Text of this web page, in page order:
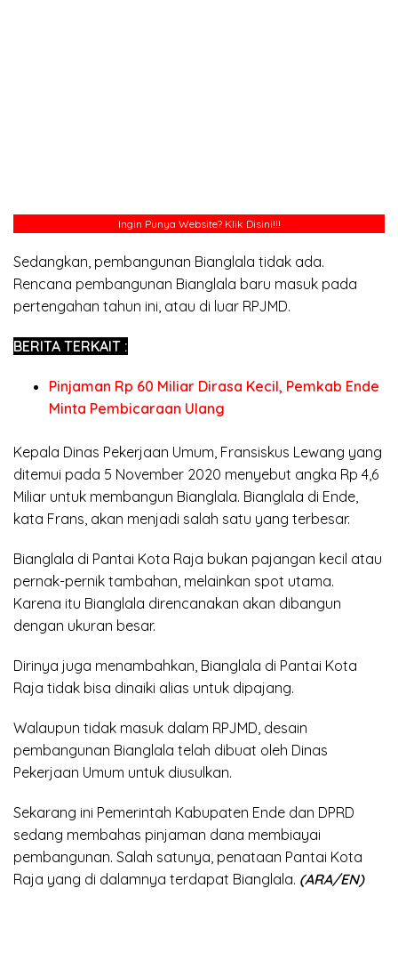
Ingin Punya Website?Klik Disini!!!
Sedangkan, pembangunan Bianglala tidak ada.
Rencana pembangunan Bianglala baru masuk pada
pertengahan tahun ini, atau di luar RPJMD.
BERITA TERKAIT :
Pinjaman Rp 60 Miliar Dirasa Kecil, Pemkab Ende
Minta Pembicaraan Ulang
Kepala Dinas Pekerjaan Umum, Fransiskus Lewang yang
ditemui pada 5 November 2020 menyebut angka Rp 4,6
Miliar untuk membangun Bianglala. Bianglala di Ende,
kata Frans, akan menjadi salah satu yang terbesar.
Bianglala di Pantai Kota Raja bukan pajangan kecil atau
pernak-pernik tambahan, melainkan spot utama.
Karena itu Bianglala direncanakan akan dibangun
dengan ukuran besar.
Dirinya juga menambahkan, Bianglala di Pantai Kota
Raja tidak bisa dinaiki alias untuk dipajang.
Walaupun tidak masuk dalam RPJMD, desain
pembangunan Bianglala telah dibuat oleh Dinas
Pekerjaan Umum untuk diusulkan.
Sekarang ini Pemerintah Kabupaten Ende dan DPRD
sedang membahas pinjaman dana membiayai
pembangunan. Salah satunya, penataan Pantai Kota
Raja yang di dalamnya terdapat Bianglala. (ARA/EN)